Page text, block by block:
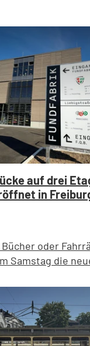
auf drei
in
oder
Samstag die